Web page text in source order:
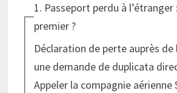
1. Passeport perdu à l’étranger
premier ?
Déclaration de perte auprès de
une demande de duplicata
Appeler la compagnie aérienne